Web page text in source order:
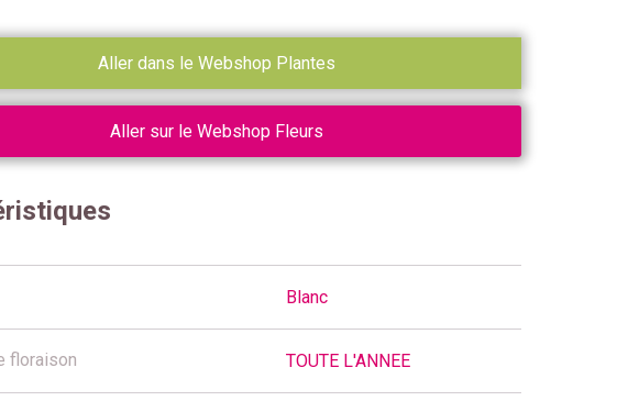
Aller dans le Webshop Plantes
Aller sur le Webshop Fleurs
Blanc
floraison TOUTE L'ANNEE